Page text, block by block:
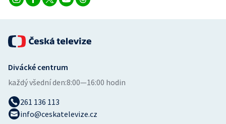
Divácké centrum
každý všední den:8:00—16:00 hodin
261 136 113
info@ceskatelevize.cz